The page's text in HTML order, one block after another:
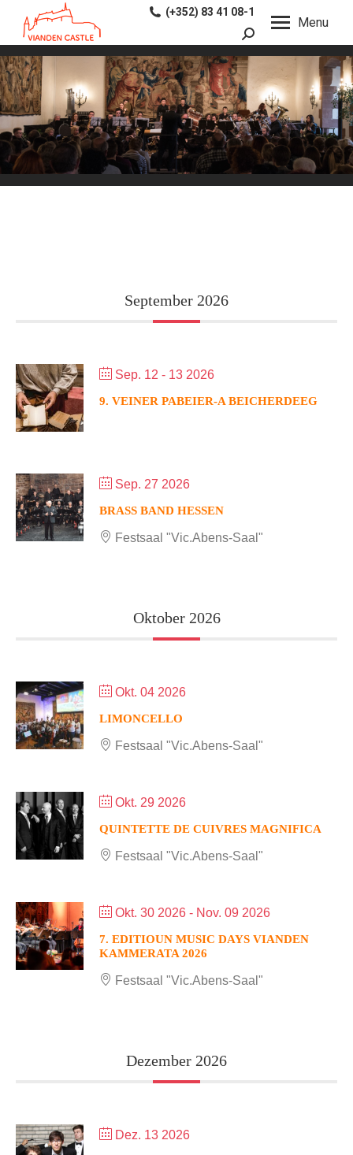
Menu
(+352) 83 41 08-1
Search:
September 2026
Sep. 12 - 13 2026
9. VEINER PABEIER-A BEICHERDEEG
Sep. 27 2026
BRASS BAND HESSEN
Festsaal "Vic.Abens-Saal"
Oktober 2026
Okt. 04 2026
LIMONCELLO
Festsaal "Vic.Abens-Saal"
Okt. 29 2026
QUINTETTE DE CUIVRES MAGNIFICA
Festsaal "Vic.Abens-Saal"
Okt. 30 2026 - Nov. 09 2026
7. EDITIOUN MUSIC DAYS VIANDEN
KAMMERATA 2026
Festsaal "Vic.Abens-Saal"
Dezember 2026
Dez. 13 2026